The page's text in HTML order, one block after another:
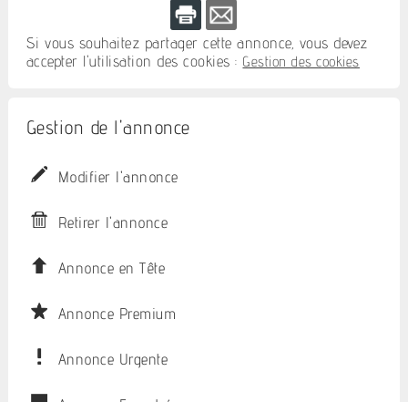
Si vous souhaitez partager cette annonce, vous devez
accepter l'utilisation des cookies : Gestion des cookies
Gestion de l'annonce
Modifier l'annonce
Retirer l'annonce
Annonce en Tête
Annonce Premium
Annonce Urgente